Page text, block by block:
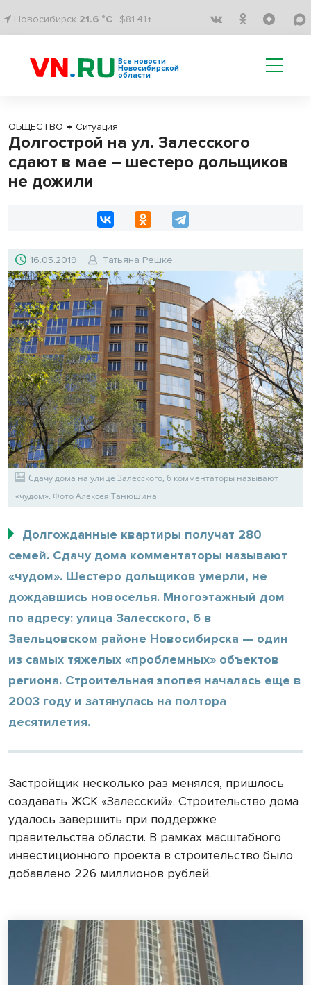
Новосибирск 21.6 °C $81.41↑
Все новости
Новосибирской
области
ОБЩЕСТВО → Ситуация
Долгострой на ул. Залесского
сдают в мае – шестеро дольщиков
не дожили
16.05.2019 Татьяна Решке
Сдачу дома на улице Залесского, 6 комментаторы называют
«чудом». Фото Алексея Танюшина
Долгожданные квартиры получат 280
семей. Сдачу дома комментаторы называют
«чудом». Шестеро дольщиков умерли, не
дождавшись новоселья. Многоэтажный дом
по адресу: улица Залесского, 6 в
Заельцовском районе Новосибирска — один
из самых тяжелых «проблемных» объектов
региона. Строительная эпопея началась еще в
2003 году и затянулась на полтора
десятилетия.
Застройщик несколько раз менялся, пришлось
создавать ЖСК «Залесский». Строительство дома
удалось завершить при поддержке
правительства области. В рамках масштабного
инвестиционного проекта в строительство было
добавлено 226 миллионов рублей.